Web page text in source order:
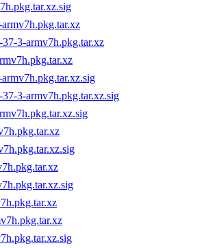
3-armv7h.pkg.tar.xz
3-armv7h.pkg.tar.xz.sig